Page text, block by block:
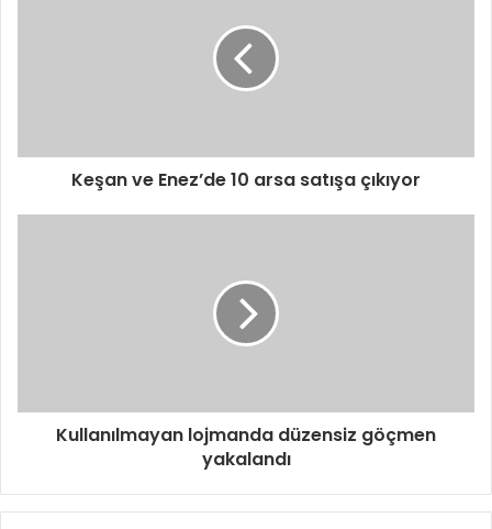
Keşan ve Enez’de 10 arsa satışa çıkıyor
Kullanılmayan lojmanda düzensiz göçmen
yakalandı